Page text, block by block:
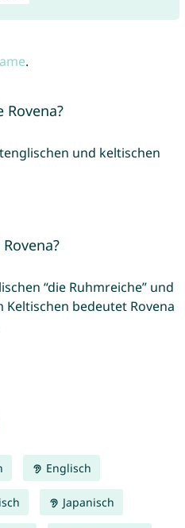
.
und keltischen
“die Ruhmreiche” und
Keltischen bedeutet Rovena
Englisch
Japanisch